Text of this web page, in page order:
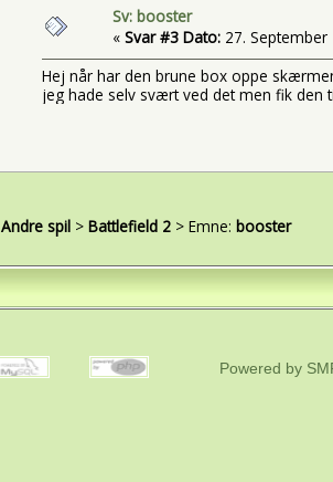
Sv: booster
« Svar #3 Dato:27. September
Hej når har den brune box oppe
jeg hade selv svært ved det men fik den
Andre spil> Battlefield 2> Emne: booster
Powered by